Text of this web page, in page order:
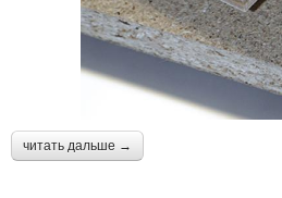
читать дальше →